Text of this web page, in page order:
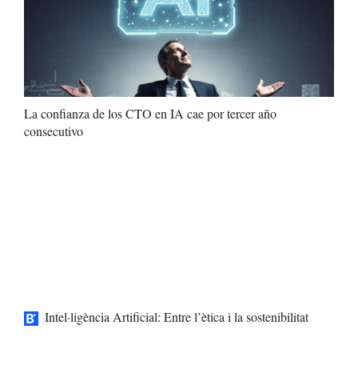
La confianza de los CTO en IA cae por tercer año
consecutivo
Intel·ligència Artificial: Entre l’ètica i la sostenibilitat